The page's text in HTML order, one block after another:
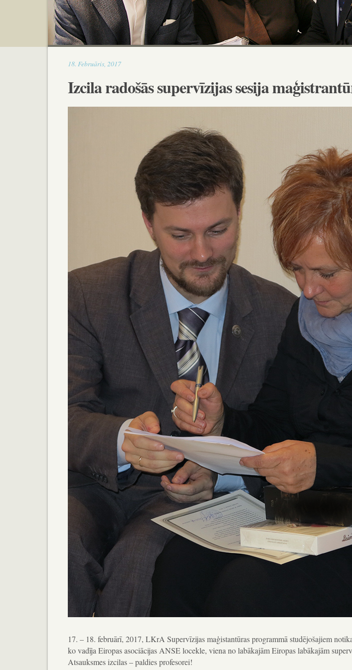
18.Februāris,201716:50
Izcila radošās supervīzijas sesija
17. – 18. februārī, 2017, LKrA Supervīzijas maģistantūras programmā studējošajiem
ko vadīja Eiropas asociācijas ANSE locekle, viena no labākajām Eiropas labākajām
Atsauksmes izcilas – paldies profesorei!